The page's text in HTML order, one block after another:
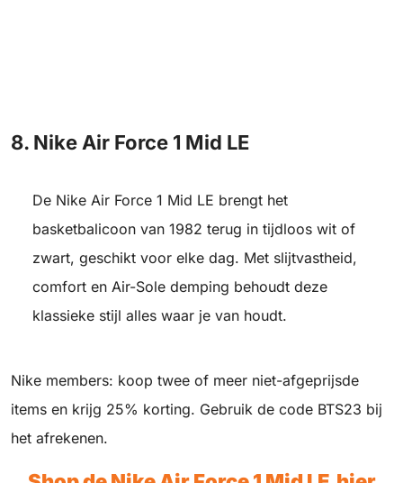
8. Nike Air Force 1 Mid LE
De Nike Air Force 1 Mid LE brengt het
basketbalicoon van 1982 terug in tijdloos wit of
zwart, geschikt voor elke dag. Met slijtvastheid,
comfort en Air-Sole demping behoudt deze
klassieke stijl alles waar je van houdt.
Nike members: koop twee of meer niet-afgeprijsde
items en krijg 25% korting. Gebruik de code BTS23 bij
het afrekenen.